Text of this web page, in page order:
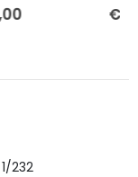
232